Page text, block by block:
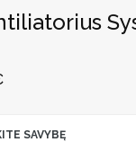
SAVYBĘ